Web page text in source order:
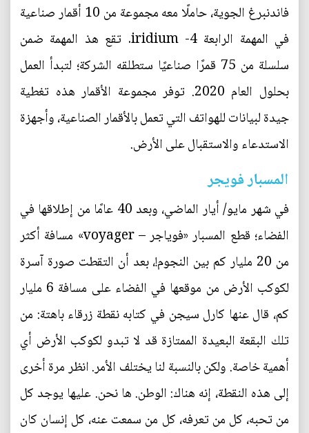
فاندنبرغ الجوية، حاملًا معه مجموعة من 10 أقمار صناعية
في المهمة الرابعة iridium -4. تقع هذ المهمة ضمن
سلسلة من 75 قمرًا صناعيًا ستطلقه الشركة؛ لتبدأ العمل
بحلول العام 2020. توفر مجموعة الأقمار هذه تغطية
جيدة لبيانات للهواتف التي تعمل بالأقمار الصناعية، وأجهزة
الاستدعاء والاستقبال على الأرض.
المسبار فويجر
في شهر مايو/ أيار الماضي، وبعد 40 عامًا من إطلاقها في
الفضاء؛ قطع المسبار «فوياجر – voyager» مسافة أكثر
من 20 مليار كم بين النجوم!، بعد أن التقطت صورة آسرة
لكوكب الأرض من موقعها في الفضاء على مسافة 6 مليار
كم، قال عنها كارل سيجن في كتابه نقطة زرقاء باهتة: من
تلك البقعة البعيدة الممتازة قد لا تبدو لكوكب الأرض أي
أهمية خاصة. ولكن بالنسبة لنا يختلف الأمر. انظر مرة أخرى
إلى هذه النقطة، إنه هناك: الوطن. ها نحن. عليها يوجد كل
من تحبه، كل من تعرفه، كل من سمعت عنه، كل إنسان كان